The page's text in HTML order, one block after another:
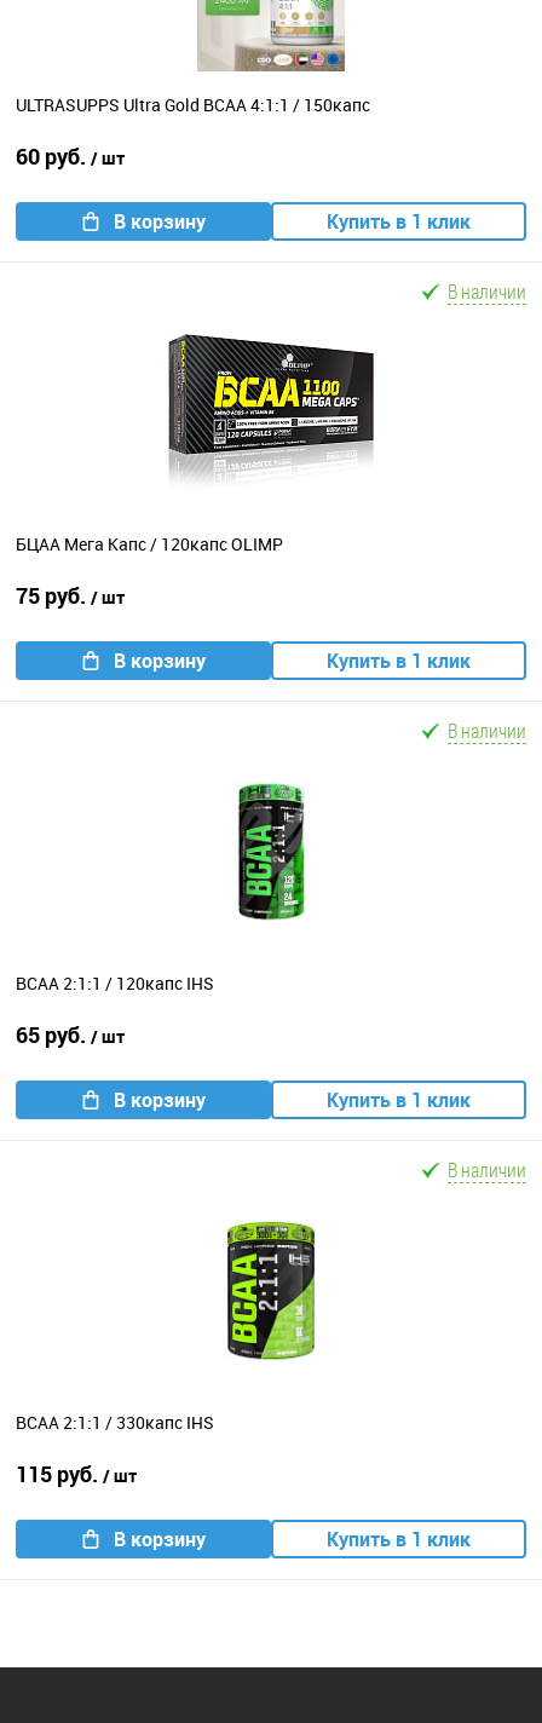
ULTRASUPPS Ultra Gold BCAA 4:1:1 / 150капс
60 руб. / шт
В корзину Купить в 1 клик
В наличии
БЦАА Мега Капс / 120капс OLIMP
75 руб. / шт
В корзину Купить в 1 клик
В наличии
BCAA 2:1:1 / 120капс IHS
65 руб. / шт
В корзину Купить в 1 клик
В наличии
BCAA 2:1:1 / 330капс IHS
115 руб. / шт
В корзину Купить в 1 клик